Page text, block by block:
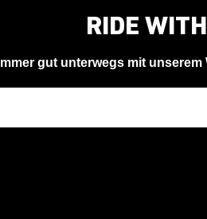
RIDE
Immer gut unterwegs mit unserem